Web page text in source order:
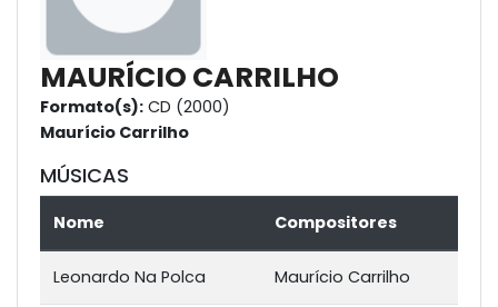
MAURÍCIO CARRILHO
Formato(s): CD (2000)
Maurício Carrilho
MÚSICAS
Nome Compositores
Leonardo Na Polca Maurício Carrilho